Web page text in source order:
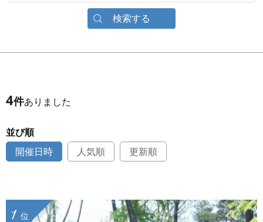
検索する
4件ありました
並び順
開催日時
人気順 更新順
位
1